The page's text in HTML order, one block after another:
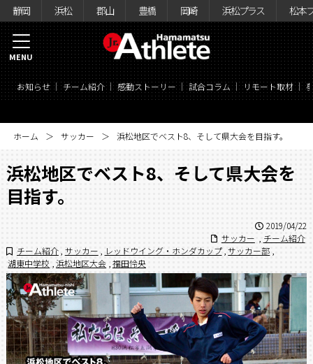
静岡 浜松 郡山 豊橋 岡崎 浜松プラス 松本
お知らせ チーム紹介 感動ストーリー 試合コラム リモート取材
MENU
ホーム サッカー 浜松地区でベスト8、そして県大会を目指す。
浜松地区でベスト8、そして県大会を
目指す。
2019/04/22
サッカー
チーム紹介
チーム紹介 , サッカー レッドウイング・ホンダカップ サッカー部
湖東中学校 浜松地区大会 福田怜央